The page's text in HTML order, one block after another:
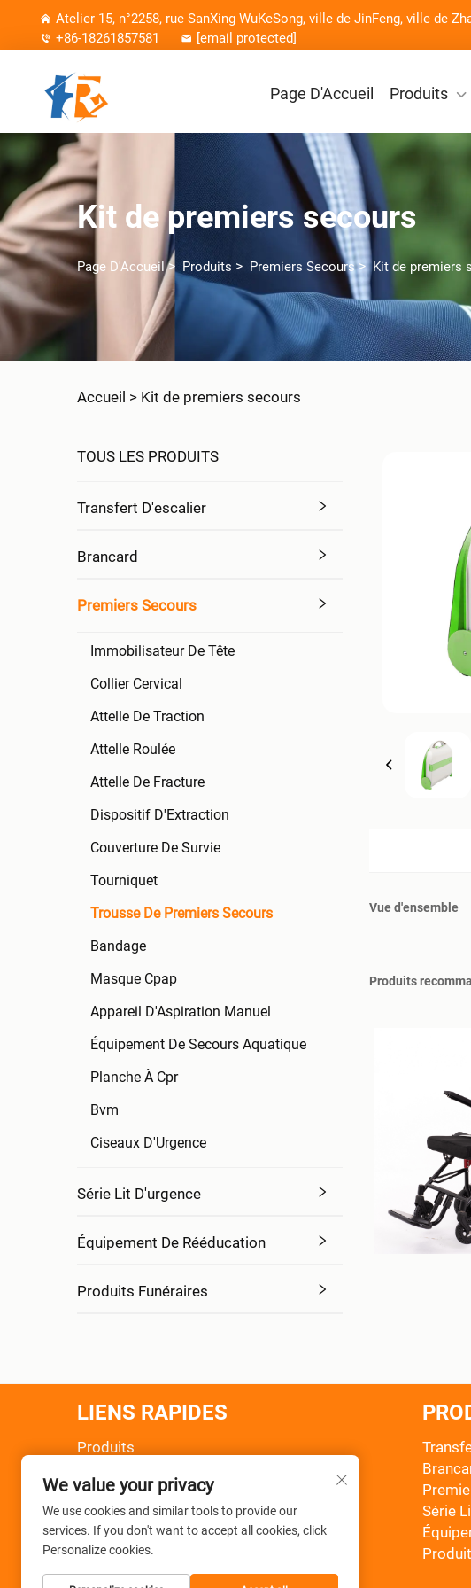
Atelier 15, n°2258, rue SanXing WuKeSong, ville de JinFeng, ville de
+86-18261857581
[email protected]
Page D'Accueil Produits
Kit de premiers secours
Page D'Accueil> Produits > Premiers Secours>Kit de premiers
Accueil > Kit de premiers secours
TOUS LES PRODUITS
Transfert D'escalier
Brancard
Premiers Secours
Immobilisateur De Tête
Collier Cervical
Attelle De Traction
Attelle Roulée
Attelle De Fracture
Dispositif D'Extraction
Couverture De Survie
Tourniquet
Trousse De Premiers Secours
Bandage
Masque Cpap
Appareil D'Aspiration Manuel
Équipement De Secours Aquatique
Planche À Cpr
Bvm
Ciseaux D'Urgence
Série Lit D'urgence
Équipement De Rééducation
Produits Funéraires
Vue d'ensemble
Produits
LIENS RAPIDES
Produits
Actualités
Application
FAQ
Contactez-Nous
Série
We value your privacy
We use cookies and similar tools to provide our
services. If you don't want to accept all cookies, click
Personalize cookies.